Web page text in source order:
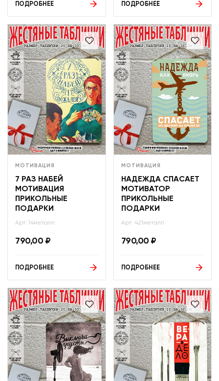
ПОДРОБНЕЕ ПОДРОБНЕЕ
МОТИВАЦИЯ
7 РАЗ НАБЕЙ
МОТИВАЦИЯ
ПРИКОЛЬНЫЕ
ПОДАРКИ
Арт: 14металл
790,00 ₽
ПОДРОБНЕЕ
МОТИВАЦИЯ
НАДЕЖДА СПАСАЕТ
МОТИВАТОР
ПРИКОЛЬНЫЕ
ПОДАРКИ
Арт: 421металл
790,00 ₽
ПОДРОБНЕЕ